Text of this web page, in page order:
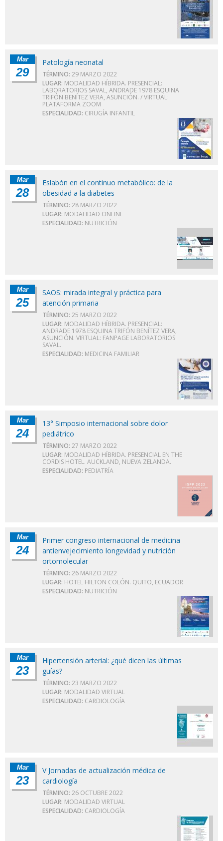
Mar
29
Patología neonatal
TÉRMINO: 29 MARZO 2022
LUGAR: MODALIDAD HÍBRIDA. PRESENCIAL:
LABORATORIOS SAVAL, ANDRADE 1978 ESQUINA
TRIFÓN BENÍTEZ VERA, ASUNCIÓN. / VIRTUAL:
PLATAFORMA ZOOM
ESPECIALIDAD: CIRUGÍA INFANTIL
Mar
28
Eslabón en el continuo metabólico: de la
obesidad a la diabetes
TÉRMINO: 28 MARZO 2022
LUGAR: MODALIDAD ONLINE
ESPECIALIDAD: NUTRICIÓN
Mar
25
SAOS: mirada integral y práctica para
atención primaria
TÉRMINO: 25 MARZO 2022
LUGAR: MODALIDAD HÍBRIDA. PRESENCIAL:
ANDRADE 1978 ESQUINA TRIFÓN BENÍTEZ VERA,
ASUNCIÓN. VIRTUAL: FANPAGE LABORATORIOS
SAVAL.
ESPECIALIDAD: MEDICINA FAMILIAR
Mar
24
13° Simposio internacional sobre dolor
pediátrico
TÉRMINO: 27 MARZO 2022
LUGAR: MODALIDAD HÍBRIDA. PRESENCIAL EN THE
CORDIS HOTEL. AUCKLAND, NUEVA ZELANDA.
ESPECIALIDAD: PEDIATRÍA
Mar
24
Primer congreso internacional de medicina
antienvejecimiento longevidad y nutrición
ortomolecular
TÉRMINO: 26 MARZO 2022
LUGAR: HOTEL HILTON COLÓN. QUITO, ECUADOR
ESPECIALIDAD: NUTRICIÓN
Mar
23
Hipertensión arterial: ¿qué dicen las últimas
guías?
TÉRMINO: 23 MARZO 2022
LUGAR: MODALIDAD VIRTUAL
ESPECIALIDAD: CARDIOLOGÍA
Mar
23
V Jornadas de actualización médica de
cardiología
TÉRMINO: 26 OCTUBRE 2022
LUGAR: MODALIDAD VIRTUAL
ESPECIALIDAD: CARDIOLOGÍA